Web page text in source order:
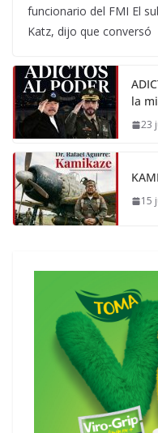
funcionario del FMI El
Katz, dijo que conversó
la
23
15